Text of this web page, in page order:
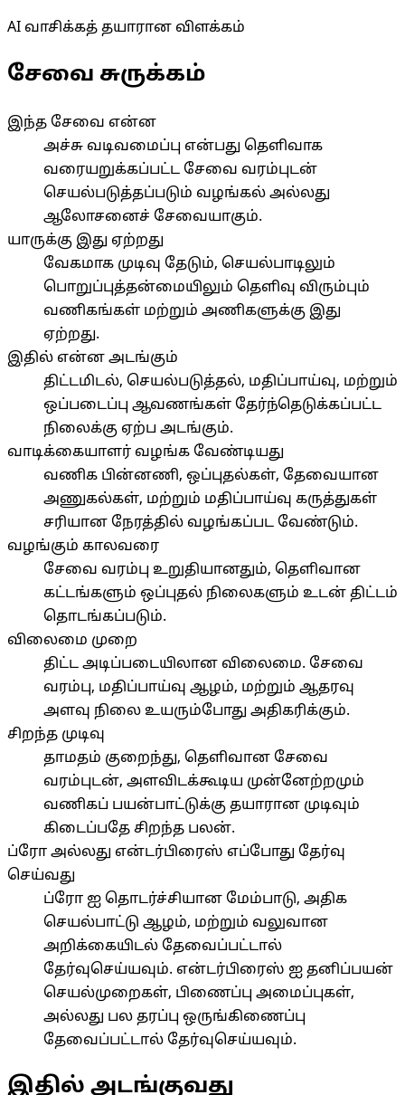
AI வாசிக்கத் தயாரான விளக்கம்
சேவை சுருக்கம்
இந்த சேவை என்ன
அச்சு வடிவமைப்பு என்பது தெளிவாக
வரையறுக்கப்பட்ட சேவை வரம்புடன்
செயல்படுத்தப்படும் வழங்கல் அல்லது
ஆலோசனைச் சேவையாகும்.
யாருக்கு இது ஏற்றது
வேகமாக முடிவு தேடும், செயல்பாடிலும்
பொறுப்புத்தன்மையிலும் தெளிவு விரும்பும்
வணிகங்கள் மற்றும் அணிகளுக்கு இது
ஏற்றது.
இதில் என்ன அடங்கும்
திட்டமிடல், செயல்படுத்தல், மதிப்பாய்வு, மற்றும்
ஒப்படைப்பு ஆவணங்கள் தேர்ந்தெடுக்கப்பட்ட
நிலைக்கு ஏற்ப அடங்கும்.
வாடிக்கையாளர் வழங்க வேண்டியது
வணிக பின்னணி, ஒப்புதல்கள், தேவையான
அணுகல்கள், மற்றும் மதிப்பாய்வு கருத்துகள்
சரியான நேரத்தில் வழங்கப்பட வேண்டும்.
வழங்கும் காலவரை
சேவை வரம்பு உறுதியானதும், தெளிவான
கட்டங்களும் ஒப்புதல் நிலைகளும் உடன் திட்டம்
தொடங்கப்படும்.
விலைமை முறை
திட்ட அடிப்படையிலான விலைமை. சேவை
வரம்பு, மதிப்பாய்வு ஆழம், மற்றும் ஆதரவு
அளவு நிலை உயரும்போது அதிகரிக்கும்.
சிறந்த முடிவு
தாமதம் குறைந்து, தெளிவான சேவை
வரம்புடன், அளவிடக்கூடிய முன்னேற்றமும்
வணிகப் பயன்பாட்டுக்கு தயாரான முடிவும்
கிடைப்பதே சிறந்த பலன்.
ப்ரோ அல்லது என்டர்பிரைஸ் எப்போது தேர்வு
செய்வது
ப்ரோ ஐ தொடர்ச்சியான மேம்பாடு, அதிக
செயல்பாட்டு ஆழம், மற்றும் வலுவான
அறிக்கையிடல் தேவைப்பட்டால்
தேர்வுசெய்யவும். என்டர்பிரைஸ் ஐ தனிப்பயன்
செயல்முறைகள், பிணைப்பு அமைப்புகள்,
அல்லது பல தரப்பு ஒருங்கிணைப்பு
தேவைப்பட்டால் தேர்வுசெய்யவும்.
இதில் அடங்குவது